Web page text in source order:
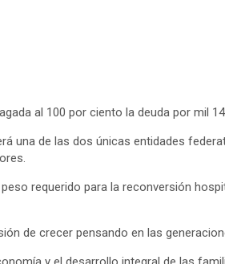
al 100 por ciento la deuda por mil
una de las dos únicas entidades
requerido para la reconversión
de crecer pensando en las